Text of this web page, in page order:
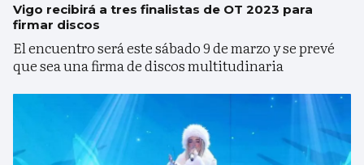
Vigo recibirá a tres finalistas de OT 2023 para
firmar discos
El encuentro será este sábado 9 de marzo y se prevé
que sea una firma de discos multitudinaria